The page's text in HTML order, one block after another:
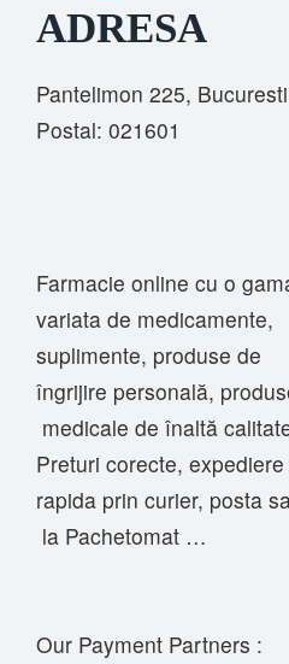
ADRESA
Pantelimon 225,
Postal: 021601
Farmacie online cu o
variata de medicamente,
suplimente, produse de
îngrijire personală,
medicale de înaltă
Preturi corecte, expediere
rapida prin curier, posta
la Pachetomat …
Our Payment Partners :